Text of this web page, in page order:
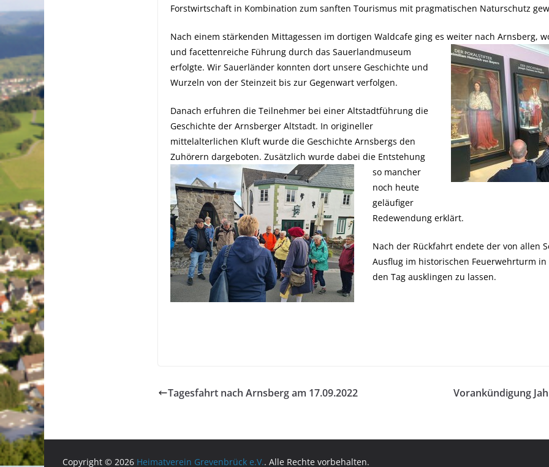
Forstwirtschaft in Kombination zum sanften Tourismus mit pragmatischen Naturschutz
Nach einem stärkenden Mittagessen im dortigen Waldcafe ging es weiter nach Arnsberg,
und facettenreiche Führung durch das Sauerlandmuseum
erfolgte. Wir Sauerländer konnten dort unsere Geschichte und
Wurzeln von der Steinzeit bis zur Gegenwart verfolgen.
Danach erfuhren die Teilnehmer bei einer Altstadtführung die
Geschichte der Arnsberger Altstadt. In origineller
mittelalterlichen Kluft wurde die Geschichte Arnsbergs den
Zuhörern dargeboten. Zusätzlich wurde dabei die Entstehung
so mancher
noch heute
geläufiger
Redewendung erklärt.
Nach der Rückfahrt endete der von allen
Ausflug im historischen Feuerwehrturm in
den Tag ausklingen zu lassen.
Tagesfahrt nach Arnsberg am 17.09.2022 Vorankündigung
Copyright © 2026 Heimatverein Grevenbrück e.V.. Alle Rechte vorbehalten.